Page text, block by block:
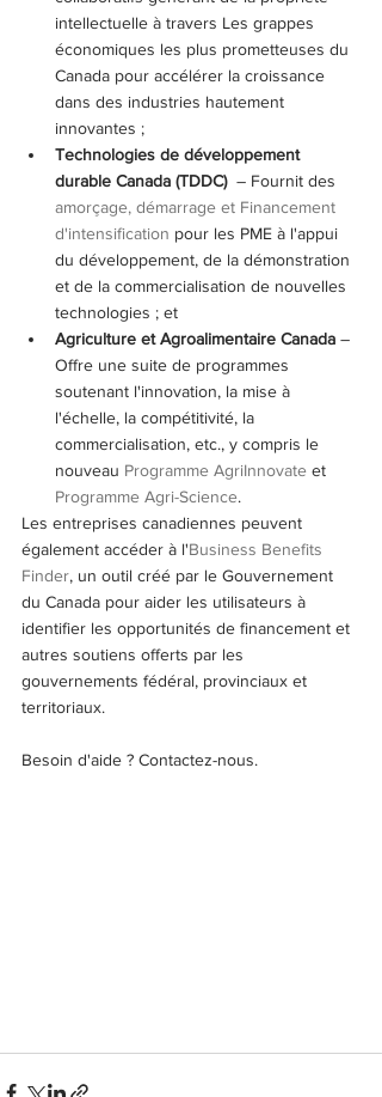
intellectuelle à travers Les grappes
économiques les plus prometteuses du
Canada pour accélérer la croissance
dans des industries hautement
innovantes ;
Technologies de développement
durable Canada (TDDC) – Fournit des
amorçage, démarrage et Financement
d'intensification pour les PME à l'appui
du développement, de la démonstration
et de la commercialisation de nouvelles
technologies ; et
Agriculture et Agroalimentaire Canada –
Offre une suite de programmes
soutenant l'innovation, la mise à
l'échelle, la compétitivité, la
commercialisation, etc., y compris le
nouveau Programme AgriInnovate et
Programme Agri-Science.
Les entreprises canadiennes peuvent
également accéder à l'Business Benefits
Finder, un outil créé par le Gouvernement
du Canada pour aider les utilisateurs à
identifier les opportunités de financement et
autres soutiens offerts par les
gouvernements fédéral, provinciaux et
territoriaux.
Besoin d'aide ? Contactez-nous.